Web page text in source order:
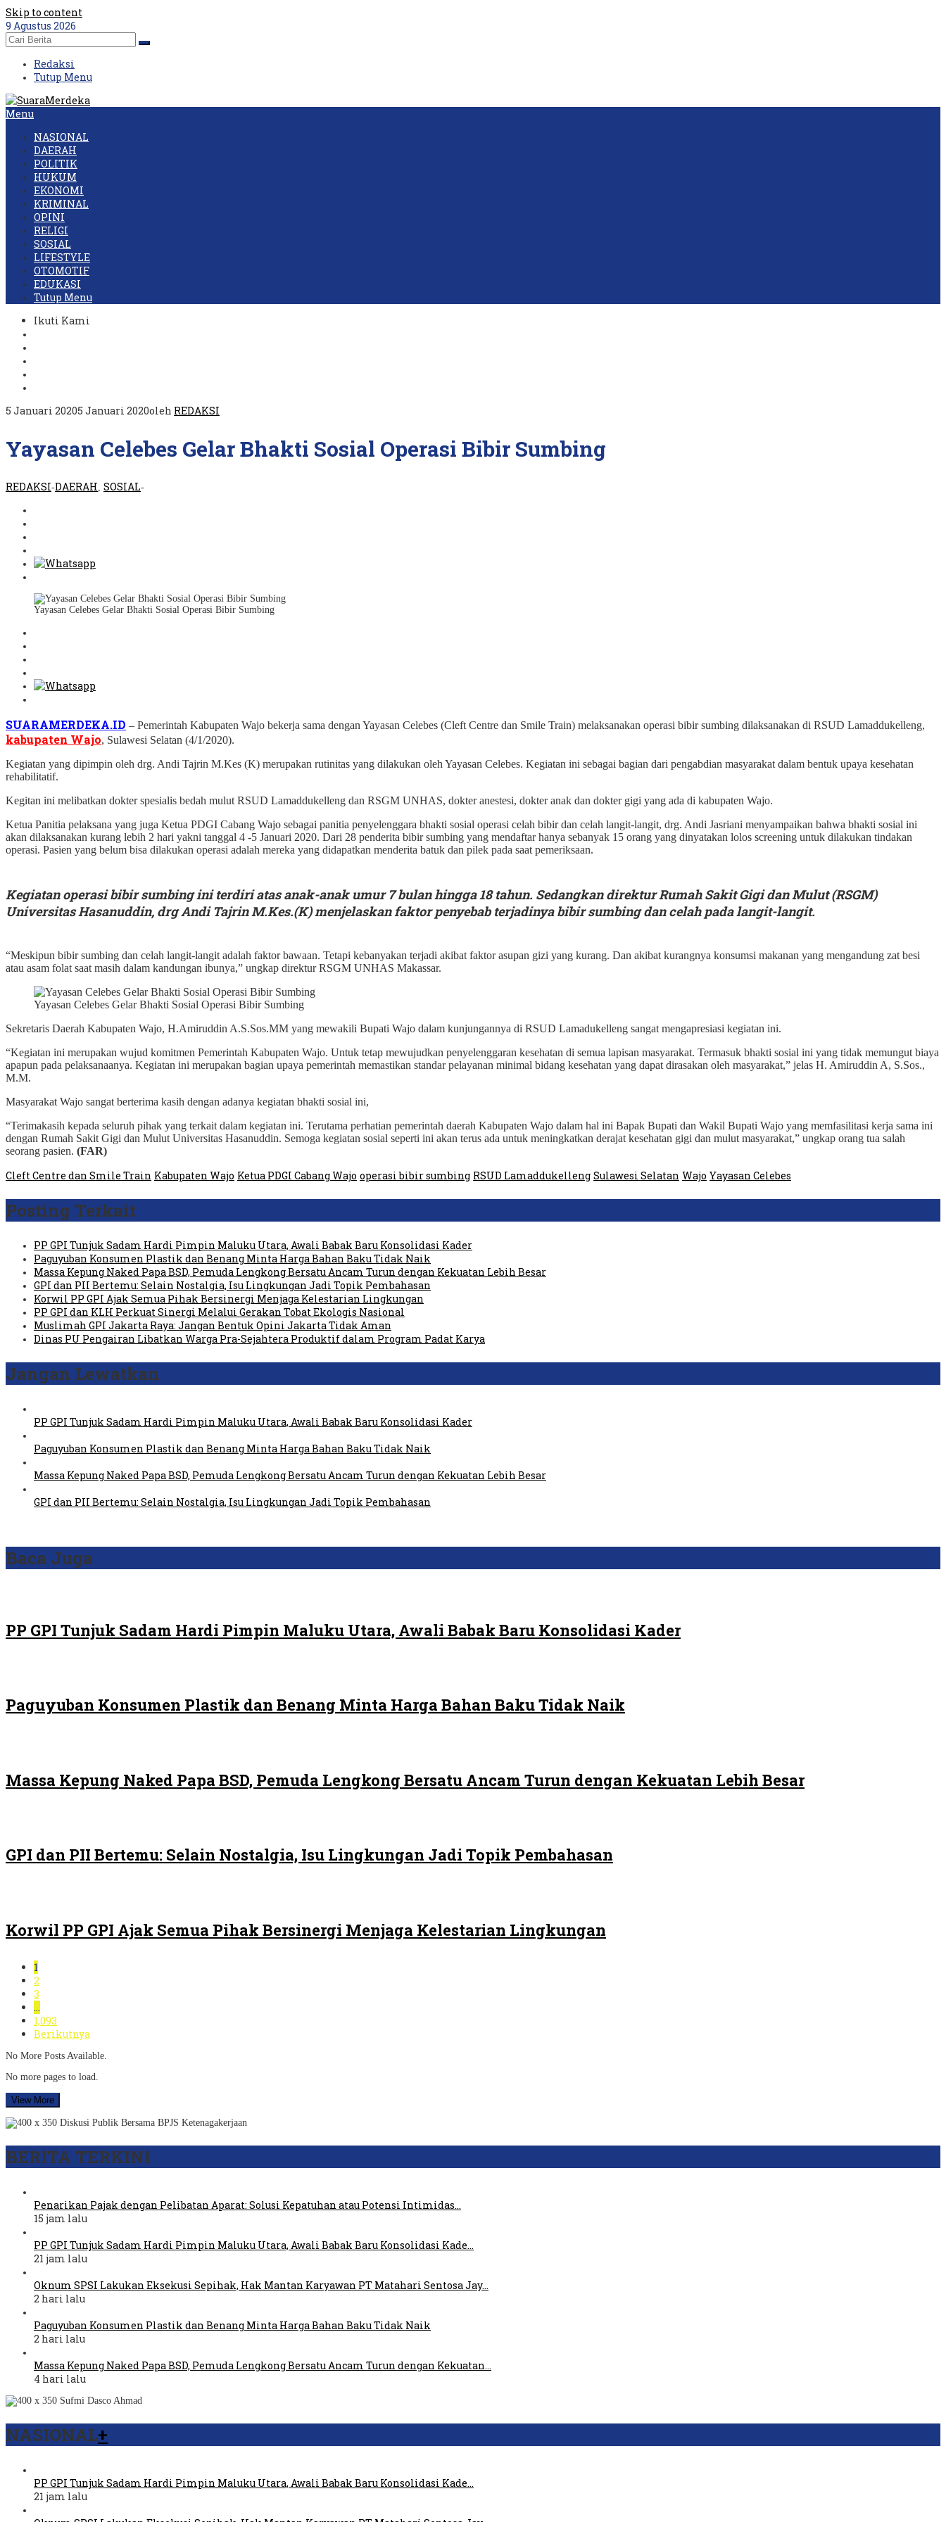
Skip to content
9 Agustus 2026
Redaksi
Tutup Menu
Menu
NASIONAL
DAERAH
POLITIK
HUKUM
EKONOMI
KRIMINAL
OPINI
RELIGI
SOSIAL
LIFESTYLE
OTOMOTIF
EDUKASI
Tutup Menu
Ikuti Kami
5 Januari 20205 Januari 2020oleh REDAKSI
Yayasan Celebes Gelar Bhakti Sosial Operasi Bibir Sumbing
REDAKSI-DAERAH SOSIAL-
Yayasan Celebes Gelar Bhakti Sosial Operasi Bibir Sumbing
SUARAMERDEKA.ID – Pemerintah Kabupaten Wajo bekerja sama dengan Yayasan Celebes (Cleft Centre dan Smile Train) melaksanakan operasi bibir sumbing dilaksanakan di RSUD Lamaddukelleng,
kabupaten Wajo, Sulawesi Selatan (4/1/2020).
Kegiatan yang dipimpin oleh drg. Andi Tajrin M.Kes (K) merupakan rutinitas yang dilakukan oleh Yayasan Celebes. Kegiatan ini sebagai bagian dari pengabdian masyarakat dalam bentuk upaya kesehatan
rehabilitatif.
Kegitan ini melibatkan dokter spesialis bedah mulut RSUD Lamaddukelleng dan RSGM UNHAS, dokter anestesi, dokter anak dan dokter gigi yang ada di kabupaten Wajo.
Ketua Panitia pelaksana yang juga Ketua PDGI Cabang Wajo sebagai panitia penyelenggara bhakti sosial operasi celah bibir dan celah langit-langit, drg. Andi Jasriani menyampaikan bahwa bhakti sosial ini
akan dilaksanakan kurang lebih 2 hari yakni tanggal 4 -5 Januari 2020. Dari 28 penderita bibir sumbing yang mendaftar hanya sebanyak 15 orang yang dinyatakan lolos screening untuk dilakukan tindakan
operasi. Pasien yang belum bisa dilakukan operasi adalah mereka yang didapatkan menderita batuk dan pilek pada saat pemeriksaan.
Kegiatan operasi bibir sumbing ini terdiri atas anak-anak umur 7 bulan hingga 18 tahun. Sedangkan direktur Rumah Sakit Gigi dan Mulut (RSGM)
Universitas Hasanuddin, drg Andi Tajrin M.Kes.(K) menjelaskan faktor penyebab terjadinya bibir sumbing dan celah pada langit-langit.
“Meskipun bibir sumbing dan celah langit-langit adalah faktor bawaan. Tetapi kebanyakan terjadi akibat faktor asupan gizi yang kurang. Dan akibat kurangnya konsumsi makanan yang mengandung zat besi
atau asam folat saat masih dalam kandungan ibunya,” ungkap direktur RSGM UNHAS Makassar.
Yayasan Celebes Gelar Bhakti Sosial Operasi Bibir Sumbing
Sekretaris Daerah Kabupaten Wajo, H.Amiruddin A.S.Sos.MM yang mewakili Bupati Wajo dalam kunjungannya di RSUD Lamadukelleng sangat mengapresiasi kegiatan ini.
“Kegiatan ini merupakan wujud komitmen Pemerintah Kabupaten Wajo. Untuk tetap mewujudkan penyelenggaran kesehatan di semua lapisan masyarakat. Termasuk bhakti sosial ini yang tidak memungut biaya
apapun pada pelaksanaanya. Kegiatan ini merupakan bagian upaya pemerintah memastikan standar pelayanan minimal bidang kesehatan yang dapat dirasakan oleh masyarakat,” jelas H. Amiruddin A, S.Sos.,
M.M.
Masyarakat Wajo sangat berterima kasih dengan adanya kegiatan bhakti sosial ini,
“Terimakasih kepada seluruh pihak yang terkait dalam kegiatan ini. Terutama perhatian pemerintah daerah Kabupaten Wajo dalam hal ini Bapak Bupati dan Wakil Bupati Wajo yang memfasilitasi kerja sama ini
dengan Rumah Sakit Gigi dan Mulut Universitas Hasanuddin. Semoga kegiatan sosial seperti ini akan terus ada untuk meningkatkan derajat kesehatan gigi dan mulut masyarakat,” ungkap orang tua salah
seorang pasien. (FAR)
Cleft Centre dan Smile Train Kabupaten Wajo Ketua PDGI Cabang Wajo operasi bibir sumbing RSUD Lamaddukelleng Sulawesi Selatan Wajo Yayasan Celebes
Posting Terkait
PP GPI Tunjuk Sadam Hardi Pimpin Maluku Utara, Awali Babak Baru Konsolidasi Kader
Paguyuban Konsumen Plastik dan Benang Minta Harga Bahan Baku Tidak Naik
Massa Kepung Naked Papa BSD, Pemuda Lengkong Bersatu Ancam Turun dengan Kekuatan Lebih Besar
GPI dan PII Bertemu: Selain Nostalgia, Isu Lingkungan Jadi Topik Pembahasan
Korwil PP GPI Ajak Semua Pihak Bersinergi Menjaga Kelestarian Lingkungan
PP GPI dan KLH Perkuat Sinergi Melalui Gerakan Tobat Ekologis Nasional
Muslimah GPI Jakarta Raya: Jangan Bentuk Opini Jakarta Tidak Aman
Dinas PU Pengairan Libatkan Warga Pra-Sejahtera Produktif dalam Program Padat Karya
Jangan Lewatkan
PP GPI Tunjuk Sadam Hardi Pimpin Maluku Utara, Awali Babak Baru Konsolidasi Kader
Paguyuban Konsumen Plastik dan Benang Minta Harga Bahan Baku Tidak Naik
Massa Kepung Naked Papa BSD, Pemuda Lengkong Bersatu Ancam Turun dengan Kekuatan Lebih Besar
GPI dan PII Bertemu: Selain Nostalgia, Isu Lingkungan Jadi Topik Pembahasan
Baca Juga
PP GPI Tunjuk Sadam Hardi Pimpin Maluku Utara, Awali Babak Baru Konsolidasi Kader
Paguyuban Konsumen Plastik dan Benang Minta Harga Bahan Baku Tidak Naik
Massa Kepung Naked Papa BSD, Pemuda Lengkong Bersatu Ancam Turun dengan Kekuatan Lebih Besar
GPI dan PII Bertemu: Selain Nostalgia, Isu Lingkungan Jadi Topik Pembahasan
Korwil PP GPI Ajak Semua Pihak Bersinergi Menjaga Kelestarian Lingkungan
1
2
3
…
1,093
Berikutnya
No More Posts Available.
No more pages to load.
View More
BERITA TERKINI
Penarikan Pajak dengan Pelibatan Aparat: Solusi Kepatuhan atau Potensi Intimidas…
15 jam lalu
PP GPI Tunjuk Sadam Hardi Pimpin Maluku Utara, Awali Babak Baru Konsolidasi Kade…
21 jam lalu
Oknum SPSI Lakukan Eksekusi Sepihak, Hak Mantan Karyawan PT Matahari Sentosa Jay…
2 hari lalu
Paguyuban Konsumen Plastik dan Benang Minta Harga Bahan Baku Tidak Naik
2 hari lalu
Massa Kepung Naked Papa BSD, Pemuda Lengkong Bersatu Ancam Turun dengan Kekuatan…
4 hari lalu
NASIONAL+
PP GPI Tunjuk Sadam Hardi Pimpin Maluku Utara, Awali Babak Baru Konsolidasi Kade…
21 jam lalu